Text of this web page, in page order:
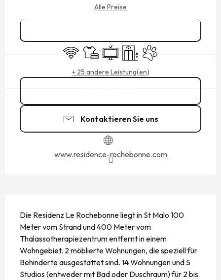
Alle Preise
Wi-Fi Bettwäsche und Laken
FernsehenAufzugTiere erlaubt
+ 25 andere Leistung(en)
Kontaktieren Sie uns
www.residence-rochebonne.com
Die Residenz Le Rochebonne liegt in St Malo 100
Meter vom Strand und 400 Meter vom
Thalassotherapiezentrum entfernt in einem
Wohngebiet. 2 möblierte Wohnungen, die speziell für
Behinderte ausgestattet sind. 14 Wohnungen und 5
Studios (entweder mit Bad oder Duschraum) für 2 bis